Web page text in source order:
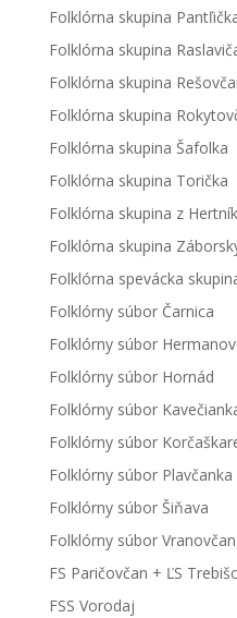
Folklórna skupina
Folklórna skupina
Folklórna skupina
Folklórna skupina
Folklórna skupina Šafolka
Folklórna skupina Torička
Folklórna skupina z
Folklórna skupina
Folklórna spevácka
Folklórny súbor Čarnica
Folklórny súbor
Folklórny súbor Hornád
Folklórny súbor
Folklórny súbor
Folklórny súbor Plavčanka
Folklórny súbor Šiňava
Folklórny súbor Vranovčan
FS Paričovčan + ĽS
FSS Vorodaj